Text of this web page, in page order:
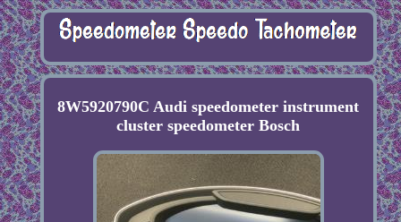
8W5920790C Audi speedometer instrument
cluster speedometer Bosch